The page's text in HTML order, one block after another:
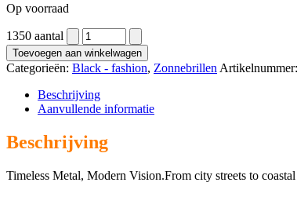
Op voorraad
1350 aantal
Toevoegen aan winkelwagen
Categorieën: Black - fashion, Zonnebrillen Artikelnummer:
Beschrijving
Aanvullende informatie
Beschrijving
Timeless Metal, Modern Vision.From city streets to